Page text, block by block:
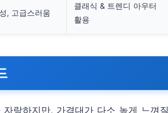
, 고급스러움
클래식 & 트렌디 아우터
활용
랑하지만, 가격대가 다소 높게 느껴질